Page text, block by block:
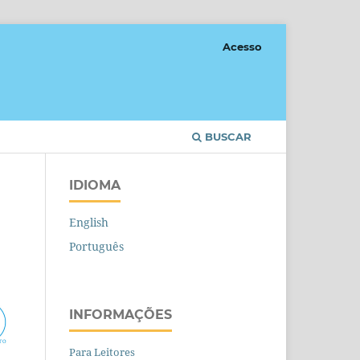
BUSCAR
Acesso
IDIOMA
English
Português
INFORMAÇÕES
Para Leitores